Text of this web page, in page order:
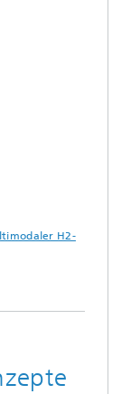
H2-